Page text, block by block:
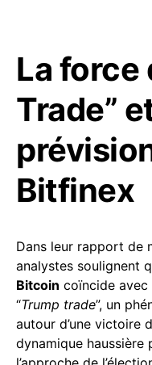
La force
Trade”
Bitfinex
Dans leur rapport de
analystes soulignent
Bitcoin coïncide avec
“Trump trade”, un
autour d’une victoire
dynamique haussière